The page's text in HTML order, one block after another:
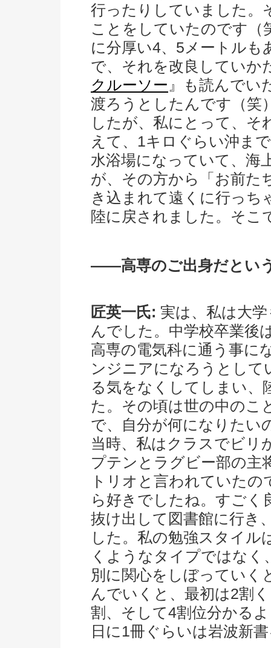
行ったりしていました。
ことをしていたのです（
に分厚い4、5メートル
で、それを改良していか
クルーソー 』も読んでい
渡ろうとしたんです（笑
したが、私にとって、
えて、1キロぐらい沖ま
水浴場になっていて、海
が、その方から「お前た
き込まれて遠くに行っち
陸に戻されました。そこ
――高専のご出身だとい
匠英一氏: 実は、私は大
んでした。中学校卒業後
高専の電気科に通う事に
ンジニアになろうとして
る気をなくしてしまい、
た。その頃は世の中のこ
で、自分が何になりたい
当時、私はクラスでビリ
プテンとラグビー部の主
トリオと言われていた
ら好きでしたね。すごく
抜け出して図書館に行き
した。私の勉強スタイル
くようなタイプではな
別に関心をしぼっていく
んでいくと、最初は2割
割、そして4割位分かる
日に1冊ぐらいは岩波新